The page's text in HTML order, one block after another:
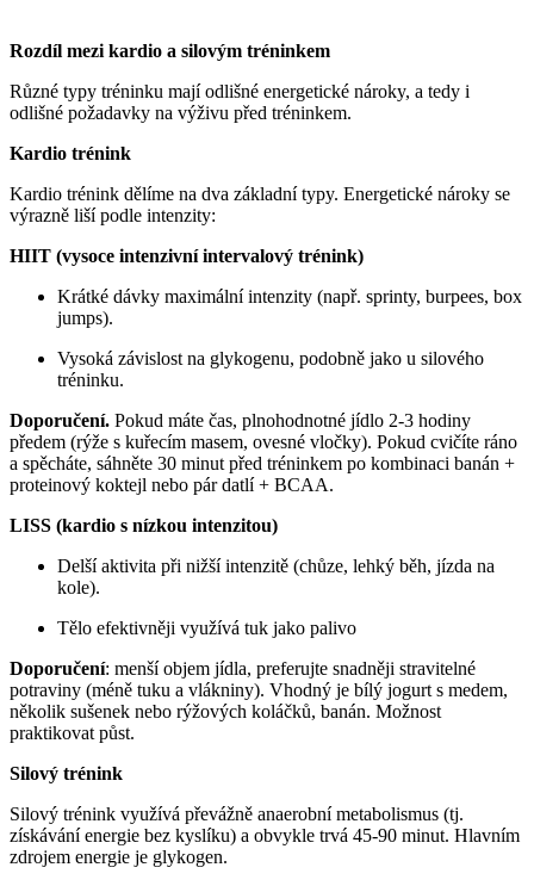
Rozdíl mezi kardio a silovým tréninkem
Různé typy tréninku mají odlišné energetické nároky, a tedy i
odlišné požadavky na výživu před tréninkem.
Kardio trénink
Kardio trénink dělíme na dva základní typy. Energetické nároky se
výrazně liší podle intenzity:
HIIT (vysoce intenzivní intervalový trénink)
Krátké dávky maximální intenzity (např. sprinty, burpees, box
jumps).
Vysoká závislost na glykogenu, podobně jako u silového
tréninku.
Doporučení. Pokud máte čas, plnohodnotné jídlo 2-3 hodiny
předem (rýže s kuřecím masem, ovesné vločky). Pokud cvičíte ráno
a spěcháte, sáhněte 30 minut před tréninkem po kombinaci banán +
proteinový koktejl nebo pár datlí + BCAA.
LISS (kardio s nízkou intenzitou)
Delší aktivita při nižší intenzitě (chůze, lehký běh, jízda na
kole).
Tělo efektivněji využívá tuk jako palivo
Doporučení: menší objem jídla, preferujte snadněji stravitelné
potraviny (méně tuku a vlákniny). Vhodný je bílý jogurt s medem,
několik sušenek nebo rýžových koláčků, banán. Možnost
praktikovat půst.
Silový trénink
Silový trénink využívá převážně anaerobní metabolismus (tj.
získávání energie bez kyslíku) a obvykle trvá 45-90 minut. Hlavním
zdrojem energie je glykogen.